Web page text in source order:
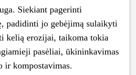
Siekiant pagerinti
padidinti jo gebėjimą sulaikyti
kelią erozijai, taikoma tokia
pasėliai, ūkininkavimas
ir kompostavimas.